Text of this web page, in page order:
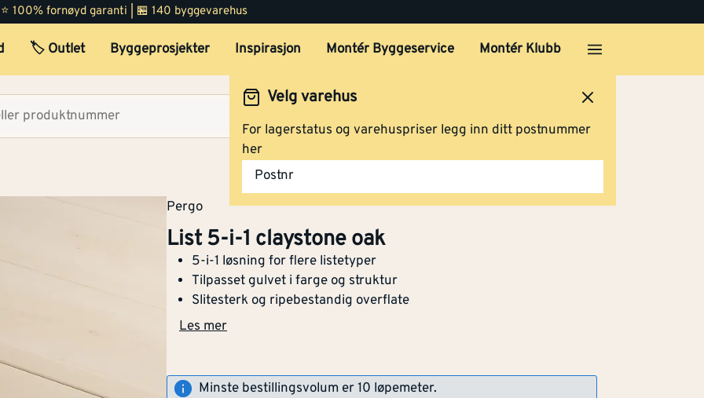
100% fornøyd garanti | 🏪 140 byggevarehus
🏷️ Outlet Byggeprosjekter Inspirasjon Montér Byggeservice Montér Klubb
Velg varehus
For lagerstatus og varehuspriser legg inn ditt postnummer
her
Postnr
Pergo
List 5-i-1 claystone oak
5-i-1 løsning for flere listetyper
Tilpasset gulvet i farge og struktur
Slitesterk og ripebestandig overflate
Les mer
Minste bestillingsvolum er 10 løpemeter.